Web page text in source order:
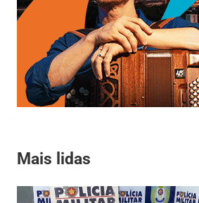
Mais lidas